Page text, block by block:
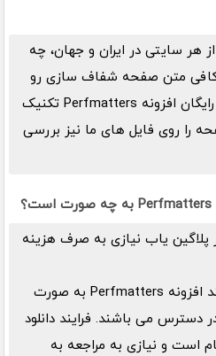
هر سایتی در ایران و جهان، چه
کافی متن صفحه شفاف سازی رو
مطالعه کنید. بعد از دانلود رایگان افزونه Perfmatters تکنیک
را روی فایل های ما نیز بررسی
پلاگین یاب نیازی به صرف هزینه
تمام فایل های سایت مانند افزونه Perfmatters به صورت
دسترس می باشند. فرایند دانلود
است و نیازی به مراجعه به